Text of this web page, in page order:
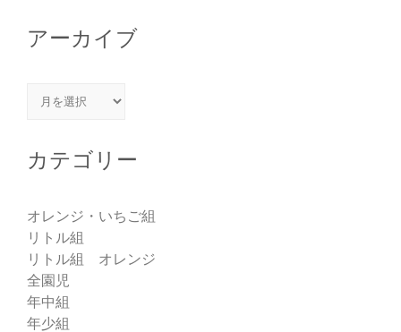
アーカイブ
アーカイブ
カテゴリー
オレンジ・いちご組
リトル組
リトル組 オレンジ
全園児
年中組
年少組